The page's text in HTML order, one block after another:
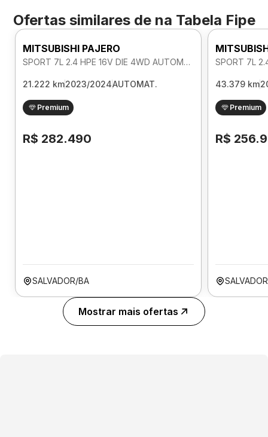
Ofertas similares de na Tabela Fipe
MITSUBISHI PAJERO
SPORT 7L 2.4 HPE 16V DIE 4WD AUTOMATICO
21.222 km2023/2024AUTOMAT.
Premium
R$ 282.490
SALVADOR/BA
43.379 km
Premium
R$
Mostrar mais ofertas